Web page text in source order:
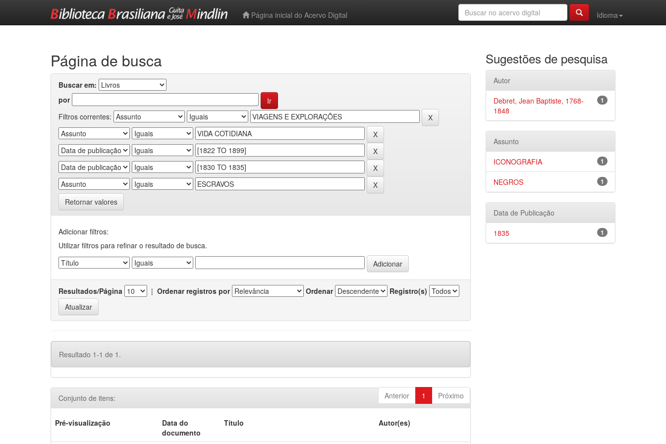
Página inicial do Acervo Digital
Idioma
Página de busca
Buscar em:
por
Filtros correntes:
Retornar valores
Adicionar filtros:
Utilizar filtros para refinar o resultado de busca.
Resultados/Página | Ordenar registros por Ordenar Registro(s)
Resultado 1-1 de 1.
Anterior 1 Próximo
Conjunto de itens:
Pré-visualização
Data do
documento
Título Autor(es)
Sugestões de pesquisa
Autor
1
Debret, Jean Baptiste, 1768-
1848
Assunto
1
ICONOGRAFIA
1
NEGROS
Data de Publicação
1
1835